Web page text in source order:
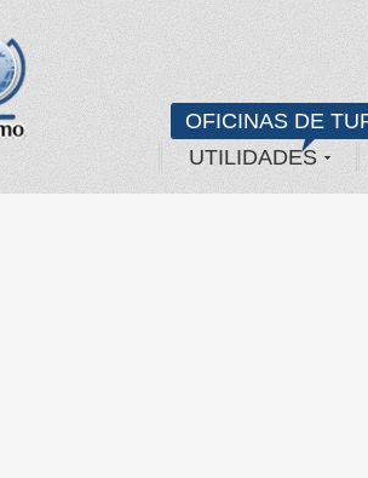
OFICINAS DE
UTILIDADES